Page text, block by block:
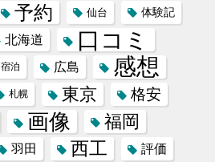
予約 仙台 体験記
北海道 口コミ
宿泊 広島 感想
札幌 東京 格安
画像 福岡
羽田 西工
評価